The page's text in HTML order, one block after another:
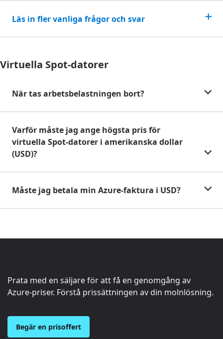
Läs in fler vanliga frågor och svar
Virtuella Spot-datorer
När tas arbetsbelastningen bort?
Varför måste jag ange högsta pris för
virtuella Spot-datorer i amerikanska dollar
(USD)?
Måste jag betala min Azure-faktura i USD?
Prata med en säljare för att få en genomgång av
Azure-priser. Förstå prissättningen av din molnlösning.
Begär en prisoffert